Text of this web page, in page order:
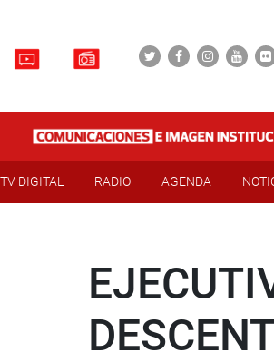
TV DIGITAL RADIO AGENDA